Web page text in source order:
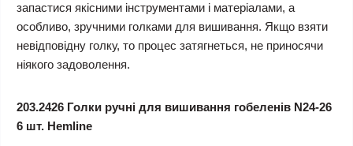
запастися якісними інструментами і матеріалами, а
особливо, зручними голками для вишивання. Якщо взяти
невідповідну голку, то процес затягнеться, не приносячи
ніякого задоволення.
203.2426 Голки ручні для вишивання гобеленів N24-26
6 шт. Hemline